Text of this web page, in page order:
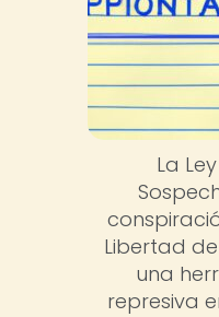
La
Libertad
una
represiva